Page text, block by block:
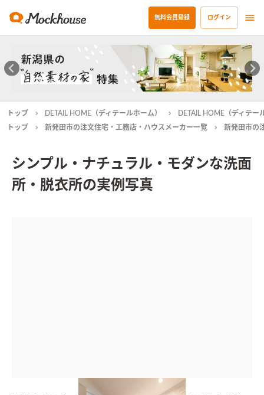
無料会員登録 ログイン
トップ DETAIL HOME（ディテールホーム）
DETAIL HOME（ディテ
トップ
新発田市の注文住宅・工務店・ハウスメーカー一覧 新発田市の
シンプル・ナチュラル・モダンな洗面
所・脱衣所の実例写真